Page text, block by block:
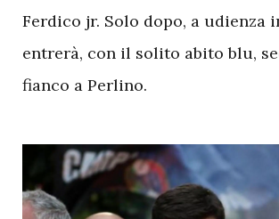
Ferdico jr. Solo dopo, a udienza
entrerà, con il solito abito blu,
fianco a Perlino.